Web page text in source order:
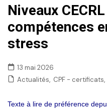
Niveaux
compétences
stress
13 mai 2026
Actualités, CPF - certificats,
Texte à lire de préférence